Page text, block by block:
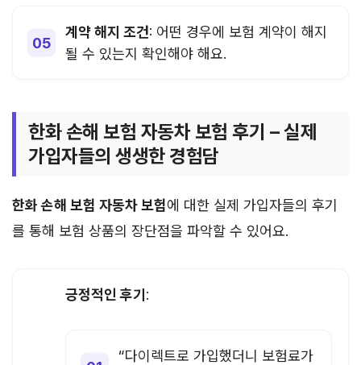
계약 해지 조건: 어떤 경우에 보험 계약이 해지
될 수 있는지 확인해야 해요.
한화 손해 보험 자동차 보험 후기 – 실제
가입자들의 생생한 경험담
한화 손해 보험 자동차 보험에 대한 실제 가입자들의 후기
를 통해 보험 상품의 장단점을 파악할 수 있어요.
긍정적인 후기:
“다이렉트로 가입했더니 보험료가